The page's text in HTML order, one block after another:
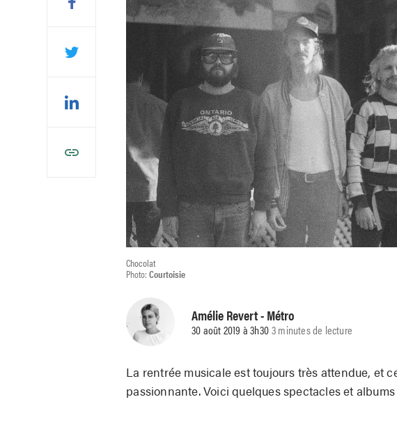
Chocolat
Photo:Courtoisie
Amélie Revert- Métro
30 août 2019 à 3h303 minutes de lecture
La rentrée musicale est toujours très attendue, et
passionnante. Voici quelques spectacles et